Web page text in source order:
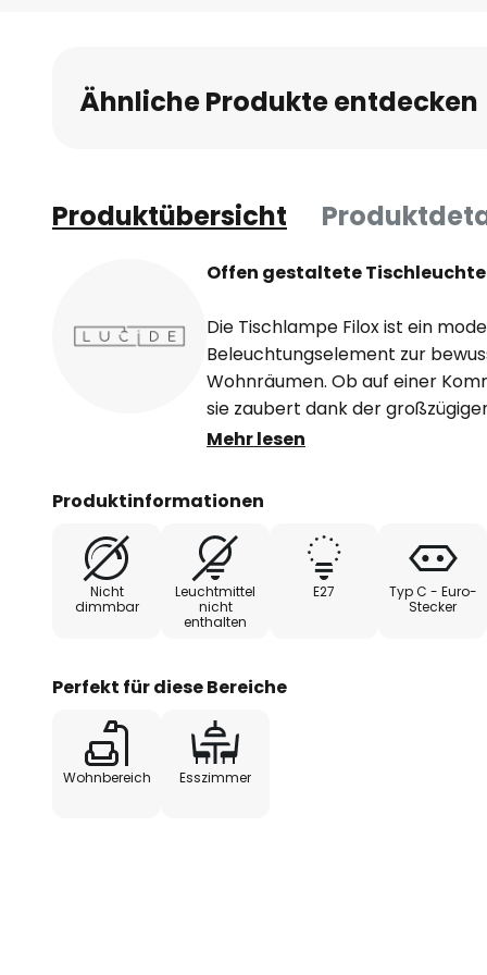
Ähnliche Produkte entdecken
Produktübersicht
Offen gestaltete Tischleuchte
Die Tischlampe Filox ist ein
Beleuchtungselement zur
Wohnräumen. Ob auf einer
sie zaubert dank der
Lichteffekte. Der Schirm ist aus
Blick auf das Leuchtmittel wird
Mehr lesen
Produktinformationen
Nicht
dimmbar
Leuchtmittel
nicht
enthalten
E27
Typ C - Euro-
Stecker
Perfekt für diese Bereiche
Wohnbereich Esszimmer